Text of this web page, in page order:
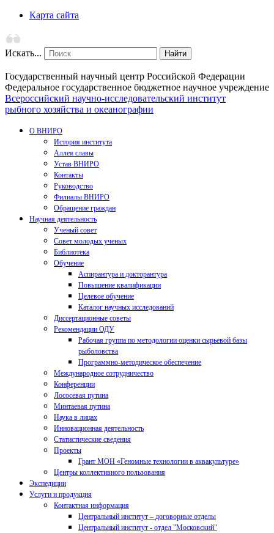
Карта сайта
Искать... Найти
Государственный научный центр Российской Федерации
Федеральное государственное бюджетное научное учреждение
Всероссийский научно-исследовательский институт
рыбного хозяйства и океанографии
О ВНИРО
История института
Аллея славы
Устав ВНИРО
Контакты
Руководство
Филиалы ВНИРО
Обращение граждан
Научная деятельность
Ученый совет
Совет молодых ученых
Библиотека
Обучение
Аспирантура и докторантура
Повышение квалификации
Целевое обучение
Каталог научных исследований
Диссертационные советы
Рекомендации ОДУ
Рабочая группа по методологии оценки сырьевой базы
рыболовства
Программно-методическое обеспечение
Международное сотрудничество
Конференции
Лососевая путина
Минтаевая путина
Наука в лицах
Инновационная деятельность
Статистические сведения
Проекты
Грант МОН «Геномные технологии в аквакультуре»
Центры коллективного пользования
Экспедиции
Услуги и продукция
Контактная информация
Центральный институт – договорные отделы
Центральный институт - отдел "Московский"